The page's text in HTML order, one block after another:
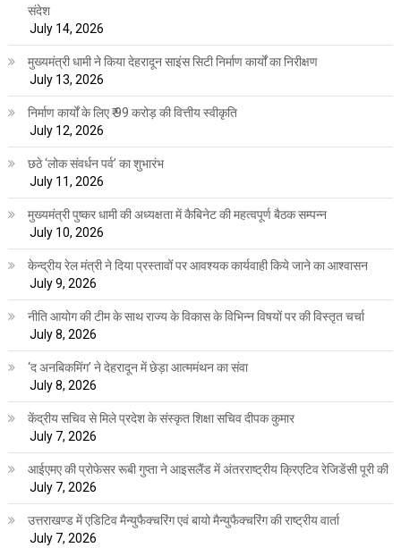
संदेश
July 14, 2026
मुख्यमंत्री धामी ने किया देहरादून साइंस सिटी निर्माण कार्यों का निरीक्षण
July 13, 2026
निर्माण कार्यों के लिए ₹ 99 करोड़ की वित्तीय स्वीकृति
July 12, 2026
छठे ‘लोक संवर्धन पर्व’ का शुभारंभ
July 11, 2026
मुख्यमंत्री पुष्कर धामी की अध्यक्षता में कैबिनेट की महत्वपूर्ण बैठक सम्पन्न
July 10, 2026
केन्द्रीय रेल मंत्री ने दिया प्रस्तावों पर आवश्यक कार्यवाही किये जाने का आश्वासन
July 9, 2026
नीति आयोग की टीम के साथ राज्य के विकास के विभिन्न विषयों पर की विस्तृत चर्चा
July 8, 2026
‘द अनबिकमिंग’ ने देहरादून में छेड़ा आत्ममंथन का संवा
July 8, 2026
केंद्रीय सचिव से मिले प्रदेश के संस्कृत शिक्षा सचिव दीपक कुमार
July 7, 2026
आईएमए की प्रोफेसर रूबी गुप्ता ने आइसलैंड में अंतरराष्ट्रीय क्रिएटिव रेजिडेंसी पूरी की
July 7, 2026
उत्तराखण्ड में एडिटिव मैन्युफैक्चरिंग एवं बायो मैन्युफैक्चरिंग की राष्ट्रीय वार्ता
July 7, 2026